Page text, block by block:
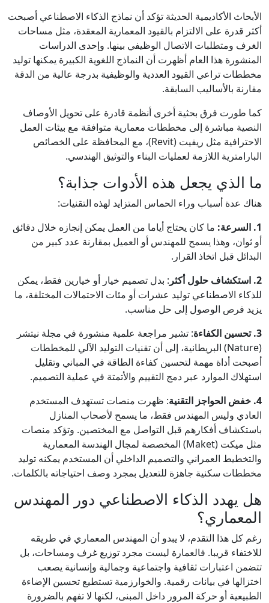
الأبحاث الأكاديمية الحديثة تؤكد أن نماذج الذكاء الاصطناعي أصبحت
أكثر قدرة على الالتزام بالقيود المعمارية المعقدة، مثل مساحات
الغرف ومتطلبات الاتصال الوظيفي بينها. وإحدى الدراسات
المنشورة هذا العام أظهرت أن النماذج اللغوية الكبيرة يمكنها توليد
مخططات تراعي القيود العددية والوظيفية بدرجة عالية من الدقة
مقارنة بالأساليب السابقة.
كما طورت فرق بحثية أخرى أنظمة قادرة على تحويل الأوصاف
النصية مباشرة إلى مخططات معمارية متوافقة مع بيئات العمل
الاحترافية مثل ريفيت (Revit)، مع المحافظة على الخصائص
البارامترية اللازمة لعمليات البناء والتوثيق الهندسي.
ما الذي يجعل هذه الأدوات جذابة؟
هناك عدة أسباب وراء الحماس المتزايد لهذه التقنيات:
1. السرعة:
ما كان يحتاج أياما من العمل يمكن إنجازه خلال دقائق
أو ثوان، وهذا يسمح للمهندس أو العميل بمقارنة عدد كبير من
البدائل قبل اتخاذ القرار.
2. استكشاف حلول أكثر
: بدل تصميم خيار أو خيارين فقط، يمكن
للذكاء الاصطناعي توليد عشرات أو مئات الاحتمالات المختلفة، ما
يزيد فرص الوصول إلى حل مناسب.
3. تحسين الكفاءة
: تشير مراجعة علمية منشورة في مجلة نيتشر
(Nature) البريطانية، إلى أن تقنيات التوليد الآلي للمخططات
أصبحت أداة مهمة لتحسين كفاءة الطاقة في المباني وتقليل
استهلاك الموارد عبر دمج التقييم والأتمتة في عملية التصميم.
4. خفض الحواجز التقنية
: ظهرت منصات تستهدف المستخدم
العادي وليس المهندس فقط، ما يسمح لأصحاب المنازل
باستكشاف أفكارهم قبل التواصل مع المختصين. وتؤكد منصات
مثل ميكت (Maket) المخصصة لمجال الهندسة المعمارية
والتخطيط العمراني والتصميم الداخلي أن المستخدم يمكنه توليد
مخططات سكنية جاهزة للتعديل بمجرد وصف احتياجاته بالكلمات.
هل يهدد الذكاء الاصطناعي دور المهندس
المعماري؟
رغم كل هذا التقدم، لا يبدو أن المهندس المعماري في طريقه
للاختفاء قريبا. فالعمارة ليست مجرد توزيع غرف ومساحات، بل
تتضمن اعتبارات ثقافية واجتماعية وجمالية وإنسانية يصعب
اختزالها في بيانات رقمية. والخوارزمية تستطيع تحسين الإضاءة
الطبيعية أو حركة المرور داخل المبنى، لكنها لا تفهم بالضرورة